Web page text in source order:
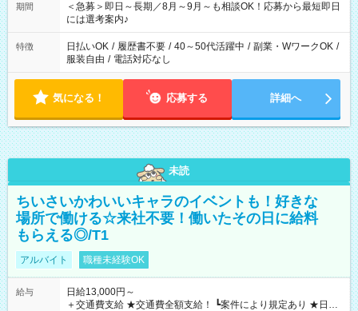
スタッフ スイーツ販売/ホテルフロント/化粧品販売/など 様々な
業界から入社して活躍されています♪
期間
＜急募＞即日～長期／8月～9月～も相談OK！応募から最短即日
には選考案内♪
特徴 日払いOK / 履歴書不要 / 40～50代活躍中 / 副業・WワークOK /
服装自由 / 電話対応なし
気になる！ 応募する 詳細へ
未読
ちいさいかわいいキャラのイベントも！好きな
場所で働ける☆来社不要！働いたその日に給料
もらえる◎/T1
アルバイト 職種未経験OK
給与
日給13,000円～
＋交通費支給 ★交通費全額支給！ ┗案件により規定あり ★日払